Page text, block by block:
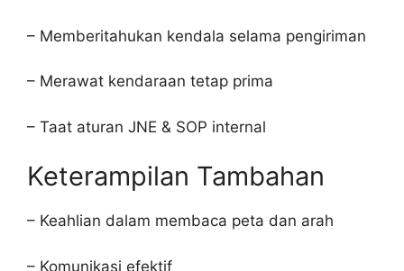
– Memberitahukan kendala selama pengiriman
– Merawat kendaraan tetap prima
– Taat aturan JNE & SOP internal
Keterampilan Tambahan
– Keahlian dalam membaca peta dan arah
– Komunikasi efektif